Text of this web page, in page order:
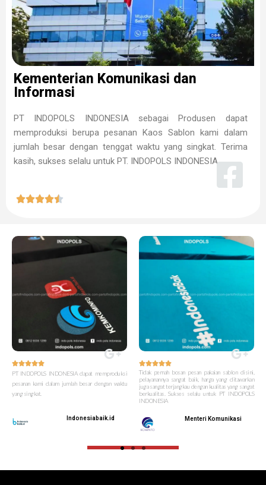
Kementerian Komunikasi dan
Informasi
PT INDOPOLS INDONESIA sebagai Produsen dapat
memproduksi berupa pesanan Kaos Sablon kami dalam
jumlah besar dengan tenggat waktu yang singkat. Terima
kasih, sukses selalu untuk PT. INDOPOLS INDONESIA


PT INDOPOLS INDONESIA dapat memproduksi
pesanan kami dalam jumlah besar dengan waktu
yang singkat.
Indonesiabaik.id

Tidak pernah bosan pesan pakaian sablon disini,
pelayanannya sangat baik, harga yang ditawarkan
juga sangat terjangkau dengan kualitas yang sangat
berkualitas. Sukses selalu untuk PT INDOPOLS
INDONESIA
Menteri Komunikasi